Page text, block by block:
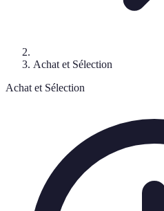
Achat et Sélection
Achat et Sélection